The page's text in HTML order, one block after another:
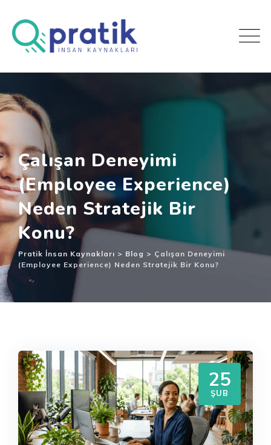
Çalışan Deneyimi
(Employee Experience)
Neden Stratejik Bir
Konu?
Pratik İnsan Kaynakları > Blog > Çalışan Deneyimi
(Employee Experience) Neden Stratejik Bir Konu?
25
ŞUB